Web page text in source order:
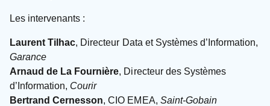
Les intervenants :
Laurent Tilhac, Directeur Data et Systèmes d’Information,
Garance
Arnaud de La Fournière, Directeur des Systèmes
d’Information, Courir
Bertrand Cernesson, CIO EMEA, Saint-Gobain